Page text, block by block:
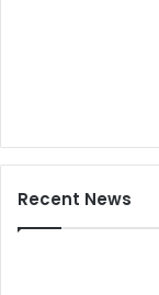
Recent News